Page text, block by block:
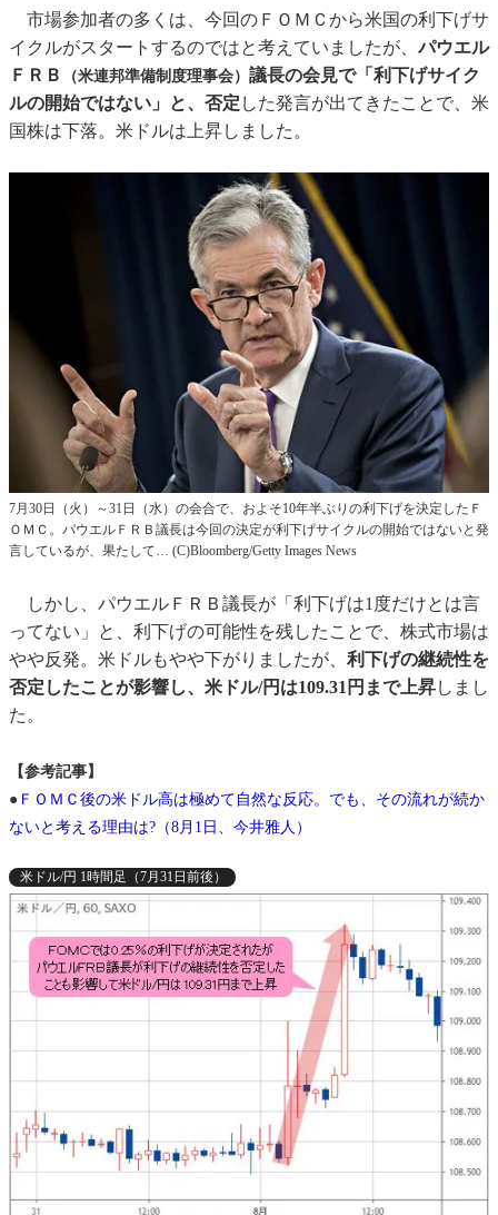
市場参加者の多くは、今回のＦＯＭＣから米国の利下げサ
イクルがスタートするのではと考えていましたが、パウエル
ＦＲＢ
（米連邦準備制度理事会） 議長の会見で「利下げサイク
ルの開始ではない」と、否定 した発言が出てきたことで、米
国株は下落。米ドルは上昇しました。
7月30日（火）～31日（水）の会合で、およそ10年半ぶりの利下げを決定したＦ
ＯＭＣ。パウエルＦＲＢ議長は今回の決定が利下げサイクルの開始ではないと発
言しているが、果たして… (C)Bloomberg/Getty Images News
しかし、パウエルＦＲＢ議長が「利下げは1度だけとは言
ってない」と、利下げの可能性を残したことで、株式市場は
やや反発。米ドルもやや下がりましたが、 利下げの継続性を
否定したことが影響し、米ドル/円は109.31円まで上昇しまし
た。
【参考記事】
● ＦＯＭＣ後の米ドル高は極めて自然な反応。でも、その流れが続か
ないと考える理由は?（8月1日、今井雅人）
米ドル/円 1時間足（7月31日前後）